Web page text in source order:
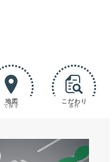
地図
で探す
こだわり
条件